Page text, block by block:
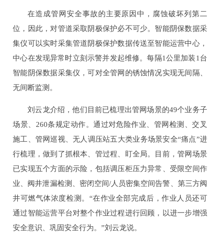
在造成管网安全事故的主要原因中，腐蚀破坏列第二
位，因此，对管道采取阴极保护必不可少。智能阴保数据采
集仪可以实时采集管道阴极保护数据传送至智能运营中心，
中心在发现异常时立刻示警并发起维修。每隔1公里加装1台
智能阴保数据采集仪，可对全管网的锈蚀情况实现无间隔、
无间断监测。
刘云龙介绍，他们目前已梳理出管网场景的49个业务子
场景、260条规定动作。通过对危险作业、管网检测、交叉
施工、管网巡视、无人调压站五大类业务场景安全“痛点”进
行梳理，做到了抓根本、管过程、盯全局。目前，管网场景
已实现五个方面的示险，包括调压柜压力异常、受限空间作
业、阀井泄漏检测、密闭空间/人员密集空间告警、第三方阀
井可燃气体浓度检测。“在作业全部完成后，作业人员还可
通过智能运营平台对整个作业过程进行回顾，以进一步增强
安全意识、巩固安全行为。”刘云龙说。